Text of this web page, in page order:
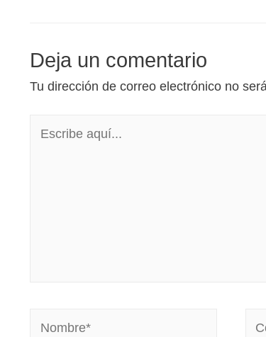
Deja un comentario
Tu dirección de correo electrónico no